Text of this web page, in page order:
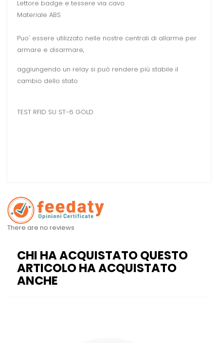
Lettore badge e tessere via cavo
Materiale ABS
Puo' essere utilizzato nelle nostre centrali di allarme per
armare e disarmare,
aggiungendo un relay si può rendere più stabile il
cambio dello stato
TEST RFID SU ST-6 GOLD
There are no reviews
CHI HA ACQUISTATO QUESTO
ARTICOLO HA ACQUISTATO
ANCHE